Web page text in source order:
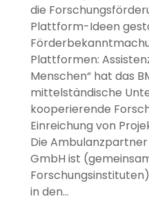
die
Plattform-Ideen
Plattformen:
Menschen“ hat das
mittelständische
kooperierende
Einreichung von
Die Ambulanzpartner
GmbH ist
in den…